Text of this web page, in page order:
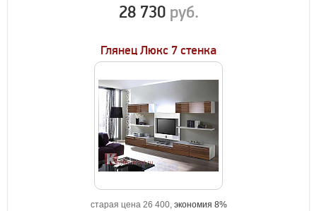
28 730 руб.
Глянец Люкс 7 стенка
старая цена 26 400, экономия 8%